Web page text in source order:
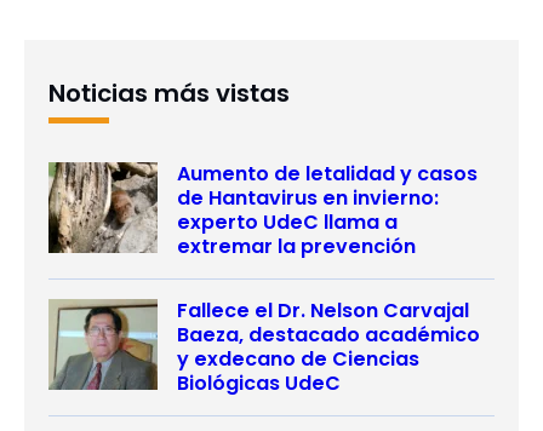
Noticias más vistas
Aumento de letalidad y casos
de Hantavirus en invierno:
experto UdeC llama a
extremar la prevención
Fallece el Dr. Nelson Carvajal
Baeza, destacado académico
y exdecano de Ciencias
Biológicas UdeC